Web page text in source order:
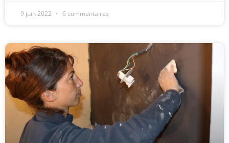
9 juin 2022 6 commentaires